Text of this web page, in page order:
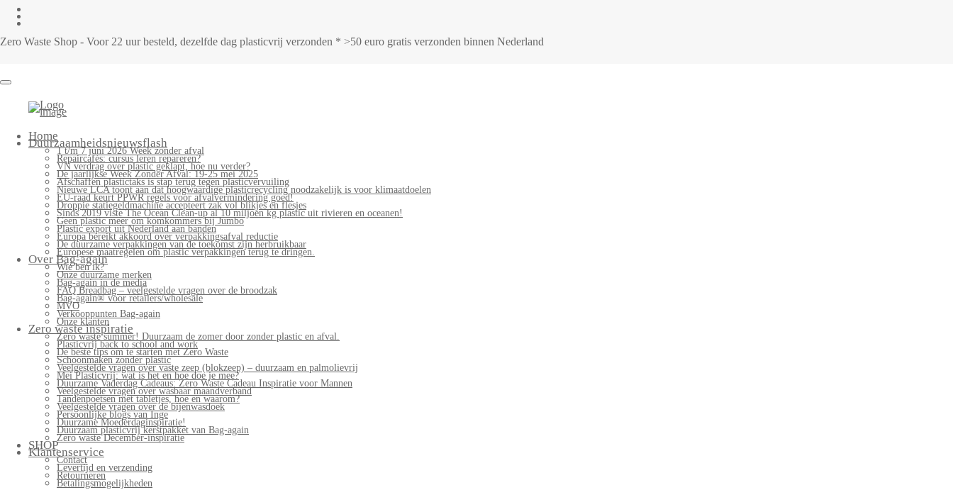
Zero Waste Shop - Voor 22 uur besteld, dezelfde dag plasticvrij verzonden * >50 euro gratis verzonden binnen Nederland
Home
Duurzaamheidsnieuwsflash
1 t/m 7 juni 2026 Week zonder afval
Repaircafés: cursus leren repareren?
VN verdrag over plastic geklapt, hoe nu verder?
De jaarlijkse Week Zonder Afval: 19-25 mei 2025
Afschaffen plastictaks is stap terug tegen plasticvervuiling
Nieuwe LCA toont aan dat hoogwaardige plasticrecycling noodzakelijk is voor klimaatdoelen
EU-raad keurt PPWR regels voor afvalvermindering goed!
Droppie statiegeldmachine accepteert zak vol blikjes en flesjes
Sinds 2019 viste The Ocean Clean-up al 10 miljoen kg plastic uit rivieren en oceanen!
Geen plastic meer om komkommers bij Jumbo
Plastic export uit Nederland aan banden
Europa bereikt akkoord over verpakkingsafval reductie
De duurzame verpakkingen van de toekomst zijn herbruikbaar
Europese maatregelen om plastic verpakkingen terug te dringen.
Over Bag-again
Wie ben ik?
Onze duurzame merken
Bag-again in de media
FAQ Breadbag – veelgestelde vragen over de broodzak
Bag-again® voor retailers/wholesale
MVO
Verkooppunten Bag-again
Onze klanten
Zero waste inspiratie
Zero waste summer! Duurzaam de zomer door zonder plastic en afval.
Plasticvrij back to school and work
De beste tips om te starten met Zero Waste
Schoonmaken zonder plastic
Veelgestelde vragen over vaste zeep (blokzeep) – duurzaam en palmolievrij
Mei Plasticvrij: wat is het en hoe doe je mee?
Duurzame Vaderdag Cadeaus: Zero Waste Cadeau Inspiratie voor Mannen
Veelgestelde vragen over wasbaar maandverband
Tandenpoetsen met tabletjes, hoe en waarom?
Veelgestelde vragen over de bijenwasdoek
Persoonlijke blogs van Inge
Duurzame Moederdaginspiratie!
Duurzaam plasticvrij kerstpakket van Bag-again
Zero waste December-inspiratie
SHOP
Klantenservice
Contact
Levertijd en verzending
Retourneren
Betalingsmogelijkheden